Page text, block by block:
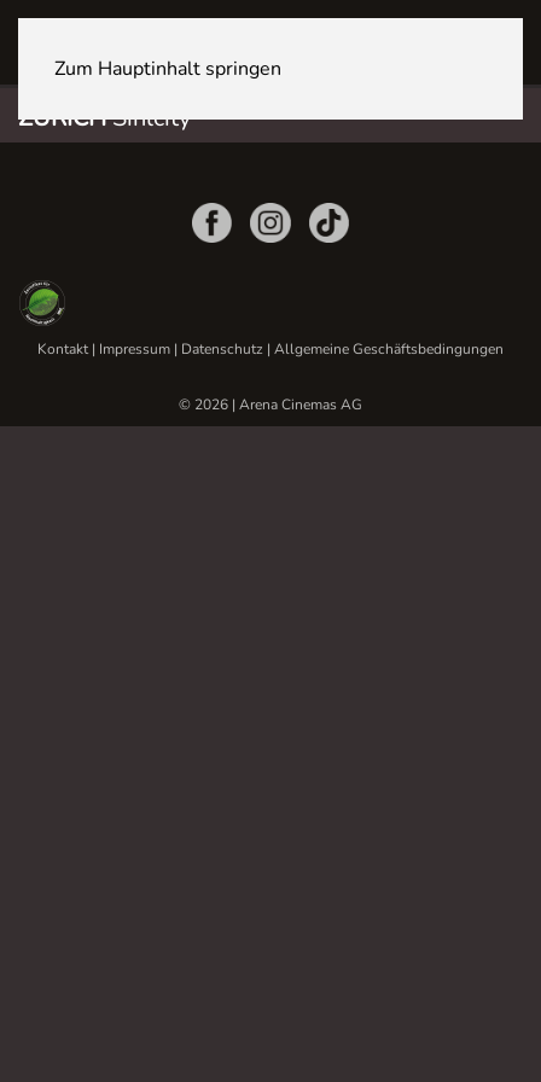
Zum Hauptinhalt springen
ZÜRICHSihlcity
Kontakt| Impressum | Datenschutz | Allgemeine Geschäftsbedingungen
© 2026 | Arena Cinemas AG